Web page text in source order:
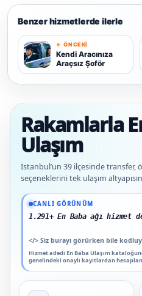
Benzer hizmetlerde ilerle
K
← ÖNCEKI
Kendi Aracınıza
Araçsız Şoför
Rakamlarla
Ulaşım
İstanbul’un 39 ilçesinde transfer,
seçeneklerini tek ulaşım
CANLI GÖRÜNÜM
1.291+ En Baba ağı hizmet
</> Siz burayı görürken bile
Hizmet adedi En Baba Ulaşım
genelindeki onaylı kayıtlardan
Güncel veriler: 1.291+ En Baba ağı